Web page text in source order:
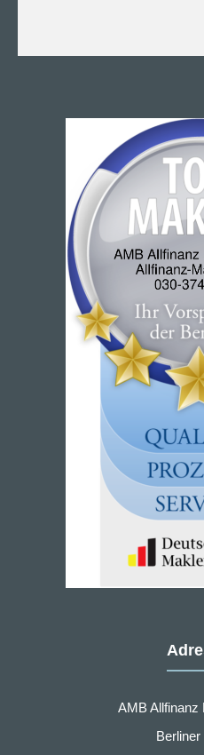
AMB Allfinanz
Berliner